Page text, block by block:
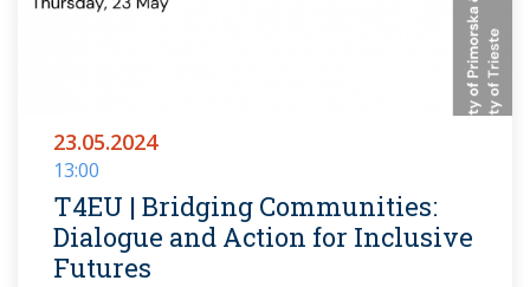
23.05.2024
13:00
T4EU | Bridging Communities:
Dialogue and Action for Inclusive
Futures